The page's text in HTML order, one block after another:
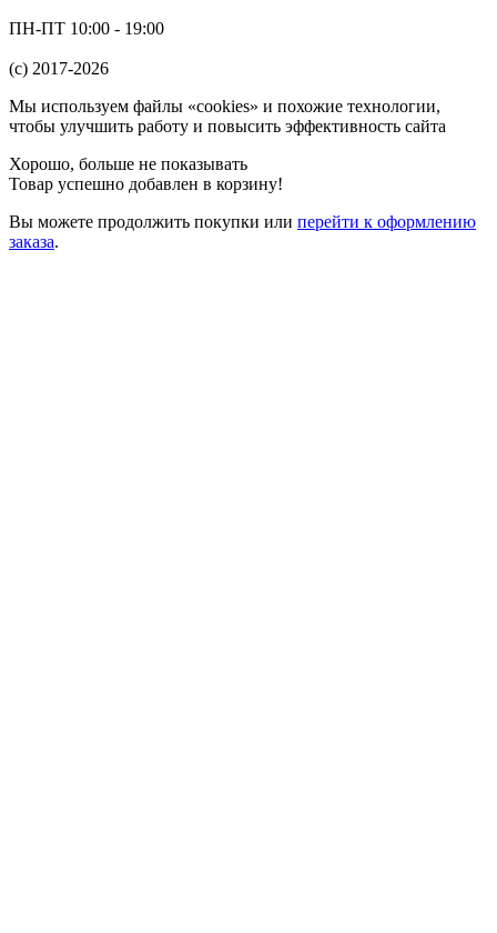
ПН-ПТ 10:00 - 19:00
(c) 2017-2026
Мы используем файлы «cookies» и похожие технологии,
чтобы улучшить работу и повысить эффективность сайта
Хорошо, больше не показывать
Товар успешно добавлен в корзину!
Вы можете продолжить покупки или перейти к оформлению
заказа.